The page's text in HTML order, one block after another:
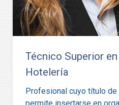
Técnico Superior
Hotelería
Profesional cuyo título